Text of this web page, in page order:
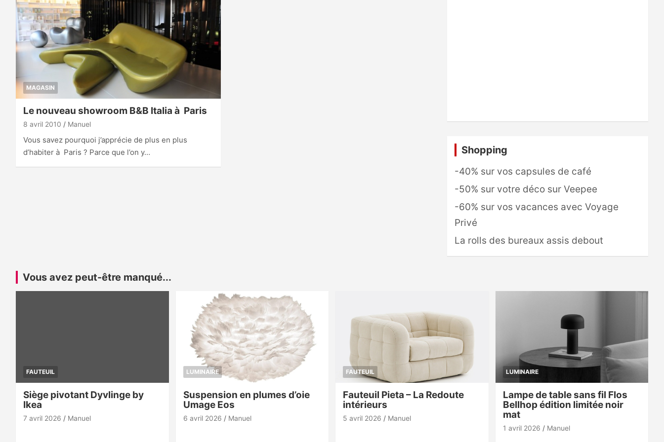
MAGASIN
Le nouveau showroom B&B Italia à Paris
8 avril 2010 Manuel
Vous savez pourquoi j’apprécie de plus en plus
d’habiter à Paris ? Parce que l’on y…
Shopping
-40% sur vos capsules de café
-50% sur votre déco sur Veepee
-60% sur vos vacances avec Voyage
Privé
La rolls des bureaux assis debout
Vous avez peut-être manqué...
FAUTEUIL
Siège pivotant Dyvlinge by
Ikea
7 avril 2026 Manuel
LUMINAIRE
Suspension en plumes d’oie
Umage Eos
6 avril 2026 Manuel
FAUTEUIL
Fauteuil Pieta – La Redoute
intérieurs
5 avril 2026 Manuel
LUMINAIRE
Lampe de table sans fil Flos
Bellhop édition limitée noir
mat
1 avril 2026 Manuel